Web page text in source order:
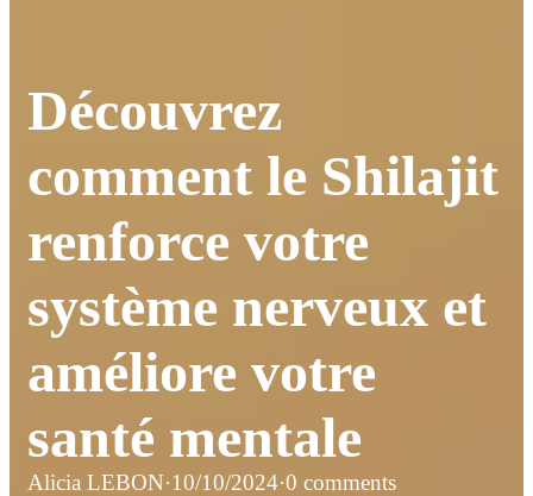
Découvrez
comment le Shilajit
renforce votre
système nerveux et
améliore votre
santé mentale
Alicia LEBON·10/10/2024·0 comments